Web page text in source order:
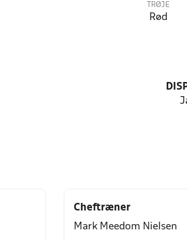
TRØJE
Rød
Cheftræner
Mark Meedom Nielsen